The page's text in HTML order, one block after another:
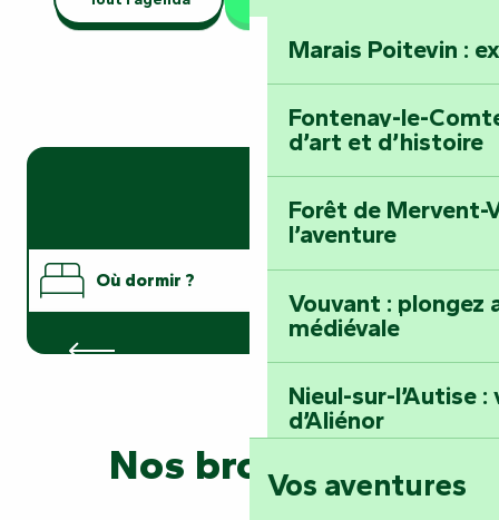
Marais Poitevin :
Fontenay-le-
d’art et d’histoire
Forêt de Mervent-
l’aventure
Vouvant : plongez
médiévale
Nieul-sur-l’Autise
d’Aliénor
Foussais-Payré :
Vos aventures
Où dormir ?
Où manger ?
Nos brochures